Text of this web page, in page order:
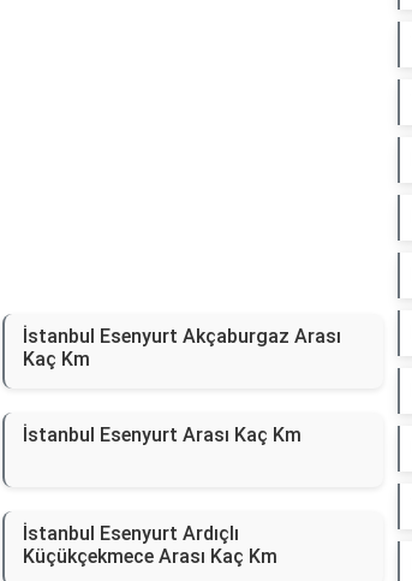
İstanbul Esenyurt Akçaburgaz Arası
Kaç Km
İstanbul Esenyurt Arası Kaç Km
İstanbul Esenyurt Ardıçlı
Küçükçekmece Arası Kaç Km